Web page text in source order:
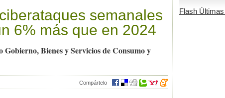
semanales
6% más que en 2024
Gobierno, Bienes y Servicios de Consumo y
Compártelo
Flash